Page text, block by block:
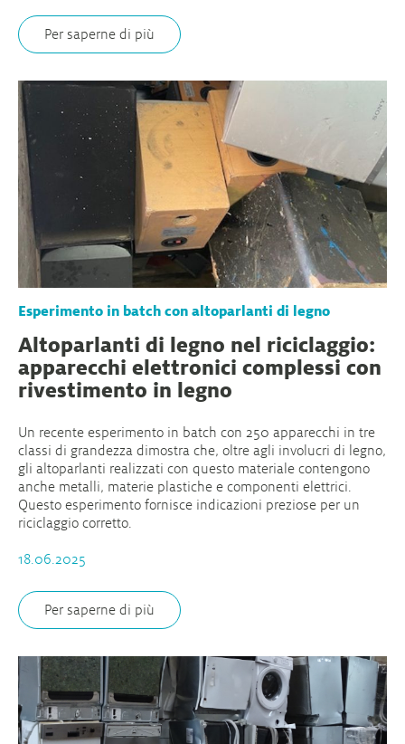
Per saperne di più
Esperimento in batch con altoparlanti di legno
Altoparlanti di legno nel riciclaggio:
apparecchi elettronici complessi con
rivestimento in legno
Un recente esperimento in batch con 250 apparecchi in tre
classi di grandezza dimostra che, oltre agli involucri di legno,
gli altoparlanti realizzati con questo materiale contengono
anche metalli, materie plastiche e componenti elettrici.
Questo esperimento fornisce indicazioni preziose per un
riciclaggio corretto.
18.06.2025
Per saperne di più